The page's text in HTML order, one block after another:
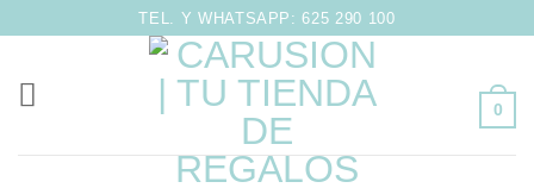
contenido
TEL. Y WHATSAPP: 625 290 100
0